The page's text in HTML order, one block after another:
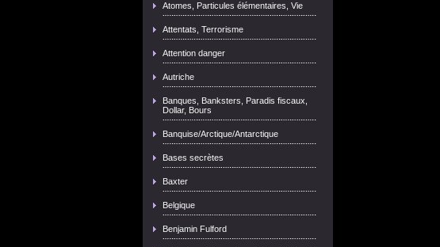
Atomes, Particules élémentaires, Vie
Attentats, Terrorisme
Attention danger
Autriche
Banques, Banksters, Paradis fiscaux,
Dollar, Bours
Banquise/Arctique/Antarctique
Bases secrètes
Baxter
Belgique
Benjamin Fulford